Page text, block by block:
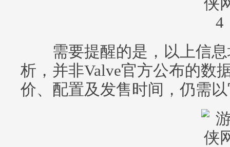
需要提醒的是，以上信息
析，并非Valve官方公布的数
价、配置及发售时间，仍需